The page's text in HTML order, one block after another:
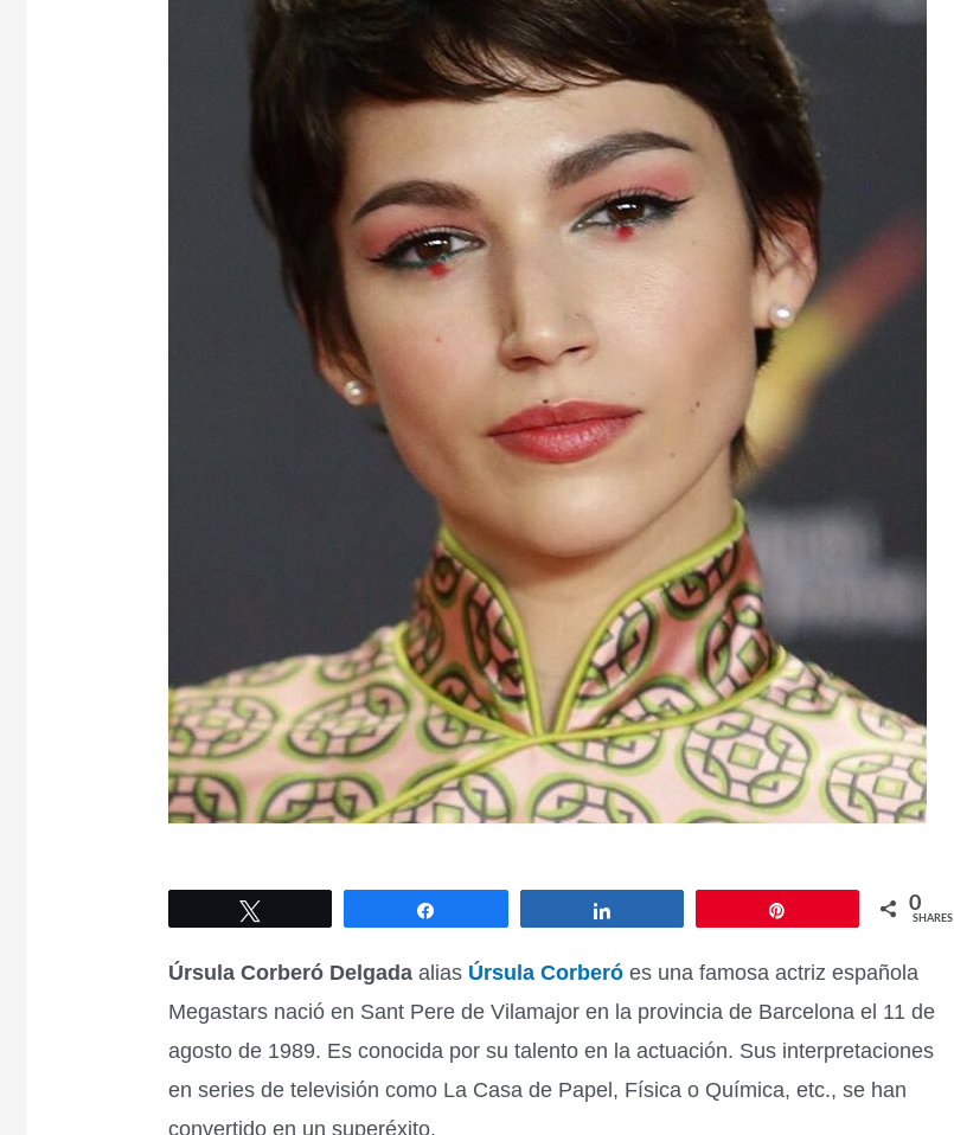
0
SHARES
Úrsula Corberó Delgada alias Úrsula Corberó es una famosa actriz española
Megastars nació en Sant Pere de Vilamajor en la provincia de Barcelona el 11 de
agosto de 1989. Es conocida por su talento en la actuación. Sus interpretaciones
en series de televisión como La Casa de Papel, Física o Química, etc., se han
convertido en un superéxito.